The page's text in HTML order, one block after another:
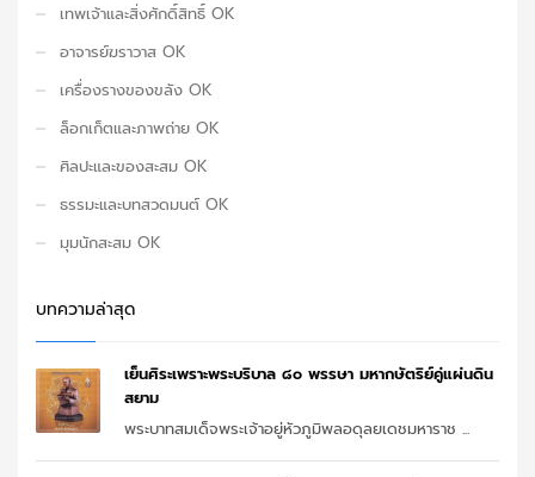
เทพเจ้าและสิ่งศักดิ์สิทธิ์ OK
อาจารย์ฆราวาส OK
เครื่องรางของขลัง OK
ล็อกเก็ตและภาพถ่าย OK
ศิลปะและของสะสม OK
ธรรมะและบทสวดมนต์ OK
มุมนักสะสม OK
บทความล่าสุด
เย็นศิระเพราะพระบริบาล ๘๐ พรรษา มหากษัตริย์คู่แผ่นดิน
สยาม
พระบาทสมเด็จพระเจ้าอยู่หัวภูมิพลอดุลยเดชมหาราช ...